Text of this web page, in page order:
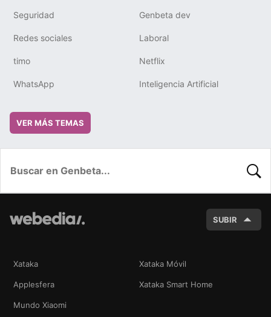
Seguridad Genbeta dev
Redes sociales Laboral
timo Netflix
WhatsApp Inteligencia Artificial
VER MÁS TEMAS
SUBIR
Xataka Xataka Móvil
Applesfera Xataka Smart Home
Mundo Xiaomi